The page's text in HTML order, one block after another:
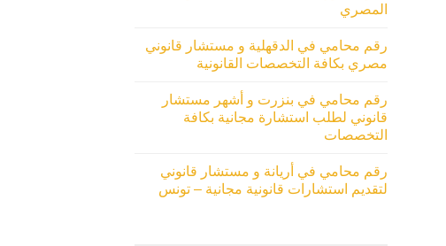
المصري
رقم محامي في الدقهلية و مستشار قانوني
مصري بكافة التخصصات القانونية
رقم محامي في بنزرت و أشهر مستشار
قانوني لطلب استشارة مجانية بكافة
التخصصات
رقم محامي في أريانة و مستشار قانوني
لتقديم استشارات قانونية مجانية – تونس